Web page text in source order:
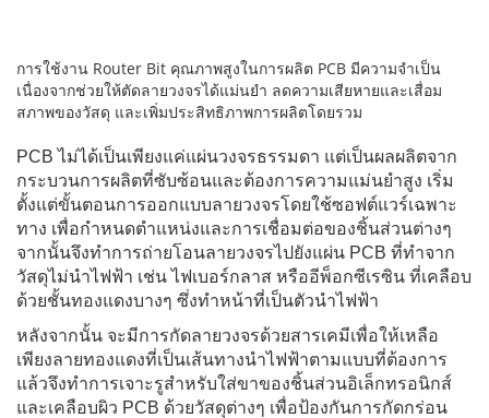
การใช้งาน Router Bit คุณภาพสูงในการผลิต PCB มีความจำเป็น
เนื่องจากช่วยให้ตัดลายวงจรได้แม่นยำ ลดความเสียหายและเสื่อม
สภาพของวัสดุ และเพิ่มประสิทธิภาพการผลิตโดยรวม
PCB ไม่ได้เป็นเพียงแค่แผ่นวงจรธรรมดา แต่เป็นผลผลิตจาก
กระบวนการผลิตที่ซับซ้อนและต้องการความแม่นยำสูง เริ่ม
ตั้งแต่ขั้นตอนการออกแบบลายวงจรโดยใช้ซอฟต์แวร์เฉพาะ
ทาง เพื่อกำหนดตำแหน่งและการเชื่อมต่อของชิ้นส่วนต่างๆ
จากนั้นจึงทำการถ่ายโอนลายวงจรไปยังแผ่น PCB ที่ทำจาก
วัสดุไม่นำไฟฟ้า เช่น ไฟเบอร์กลาส หรืออีพ็อกซีเรซิน ที่เคลือบ
ด้วยชั้นทองแดงบางๆ ซึ่งทำหน้าที่เป็นตัวนำไฟฟ้า
หลังจากนั้น จะมีการกัดลายวงจรด้วยสารเคมีเพื่อให้เหลือ
เพียงลายทองแดงที่เป็นเส้นทางนำไฟฟ้าตามแบบที่ต้องการ
แล้วจึงทำการเจาะรูสำหรับใส่ขาของชิ้นส่วนอิเล็กทรอนิกส์
และเคลือบผิว PCB ด้วยวัสดุต่างๆ เพื่อป้องกันการกัดกร่อน